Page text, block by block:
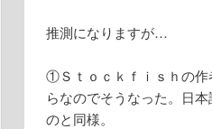
推測になりますが…
①Ｓｔｏｃｋｆｉｓｈの
らなのでそうなった。日
のと同様。